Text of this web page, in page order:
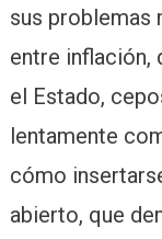
sus problemas
entre inflación,
el Estado,
lentamente
cómo
abierto, que